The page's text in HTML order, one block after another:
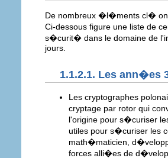
De nombreux �l�ments cl�
Ci-dessous figure une liste de
s�curit� dans le domaine de
jours.
1.1.2.1. Les ann�es
Les cryptographes
cryptage par rotor qui
l'origine pour s�curiser
utiles pour s�curiser les
math�maticien,
forces alli�es de